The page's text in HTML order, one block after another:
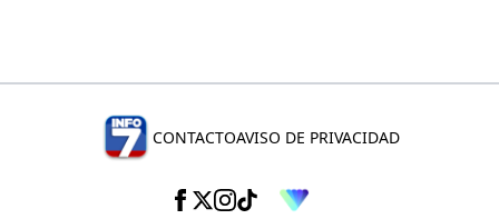
CONTACTOAVISO DE PRIVACIDAD